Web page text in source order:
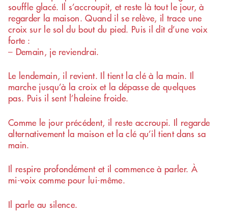
souffle glacé. Il s’accroupit, et reste là tout le jour, à
regarder la maison. Quand il se relève, il trace une
croix sur le sol du bout du pied. Puis il dit d’une voix
forte :
– Demain, je reviendrai.
Le lendemain, il revient. Il tient la clé à la main. Il
marche jusqu’à la croix et la dépasse de quelques
pas. Puis il sent l’haleine froide.
Comme le jour précédent, il reste accroupi. Il regarde
alternativement la maison et la clé qu’il tient dans sa
main.
Il respire profondément et il commence à parler. À
mi-voix comme pour lui-même.
Il parle au silence.